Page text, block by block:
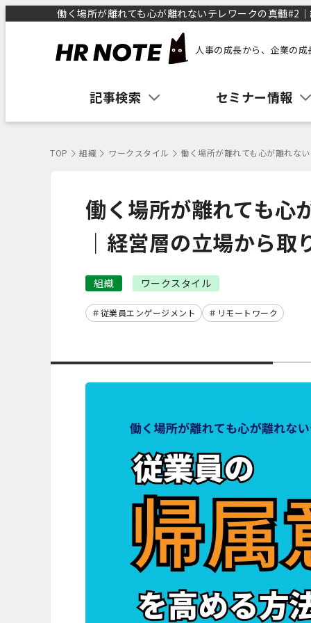
働く場所が離れても心が離れないテレワークの真髄#2
人事の成長から、企業の
記事検索 セミナー情報
TOP 組織 ワークスタイル 働く場所が離れても心が離れな
働く場所が離れても心
｜経営層の立場から取
組織 ワークスタイル
従業員エンゲージメント リモートワーク